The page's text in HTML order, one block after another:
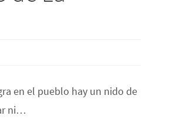
en el pueblo hay un nido de
ni…